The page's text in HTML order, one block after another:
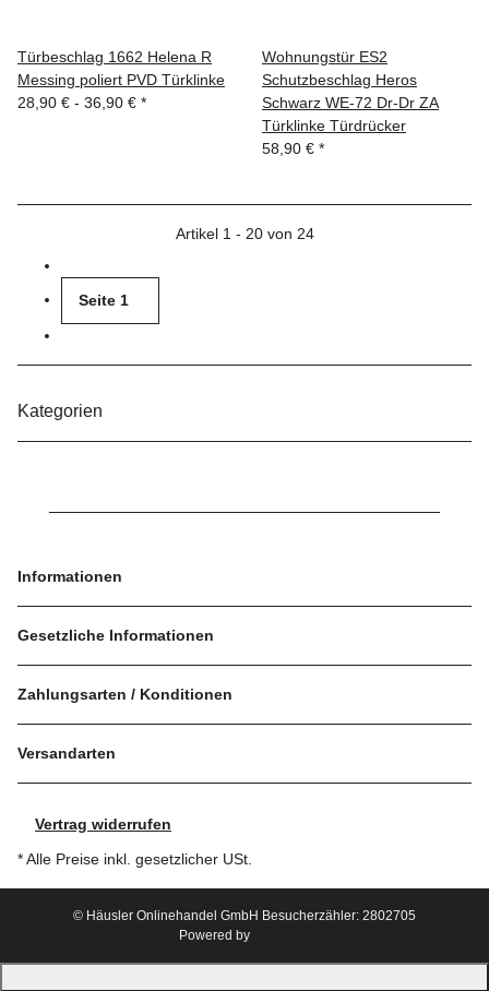
Türbeschlag 1662 Helena R
Messing poliert PVD Türklinke
28,90 € - 36,90 € *
Wohnungstür ES2
Schutzbeschlag Heros
Schwarz WE-72 Dr-Dr ZA
Türklinke Türdrücker
58,90 € *
Artikel 1 - 20 von 24
Seite 1
Kategorien
Informationen
Gesetzliche Informationen
Zahlungsarten / Konditionen
Versandarten
Vertrag widerrufen
* Alle Preise inkl. gesetzlicher USt.
© Häusler Onlinehandel GmbH Besucherzähler: 2802705
Powered by